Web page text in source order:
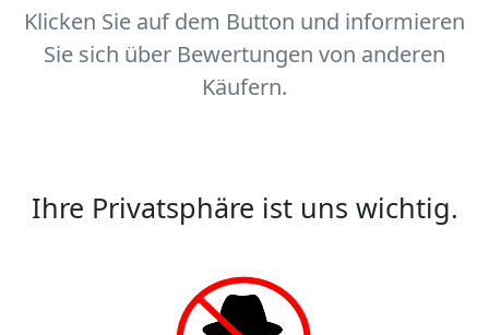
Klicken Sie auf dem Button und informieren
Sie sich über Bewertungen von anderen
Käufern.
Ihre Privatsphäre ist uns wichtig.